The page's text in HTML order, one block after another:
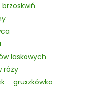
laskowych
róży
– gruszkówka